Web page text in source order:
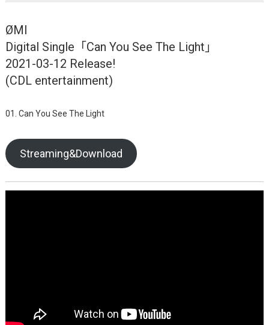
ØMI
Digital Single「Can You See The Light」
2021-03-12 Release!
(CDL entertainment)
01. Can You See The Light
Streaming&Download